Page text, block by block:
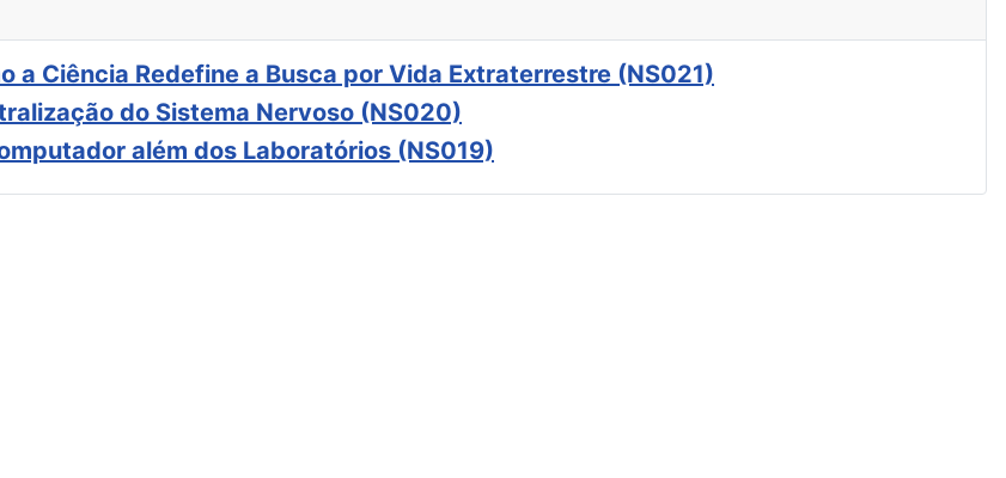
a Ciência Redefine a Busca por Vida Extraterrestre (NS021)
do Sistema Nervoso (NS020)
além dos Laboratórios (NS019)